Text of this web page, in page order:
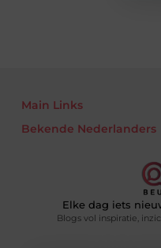
Main Links
Bekende Nederlanders
Elke dag iets
Blogs vol inspiratie,